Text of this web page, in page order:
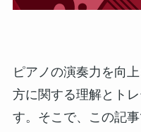
ピアノの演奏力を向
方に関する理解とト
す。そこで、この記